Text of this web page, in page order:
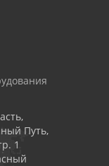
Путь,
1